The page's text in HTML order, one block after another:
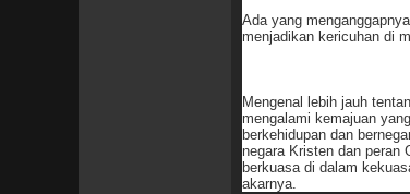
Ada yang
menjadikan kericuhan di
Mengenal lebih jauh
mengalami kemajuan
berkehidupan dan
negara Kristen dan peran
berkuasa di dalam
akarnya.